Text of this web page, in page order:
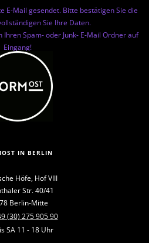
E-Mail gesendet. Bitte bestätigen Sie die
Sie Ihre Daten.
Ihren Spam- oder Junk- E-Mail Ordner auf
Eingang!
IN BERLIN
Höfe, Hof VIII
Str. 40/41
Berlin-Mitte
(30) 275 905 90
SA 11 - 18 Uhr